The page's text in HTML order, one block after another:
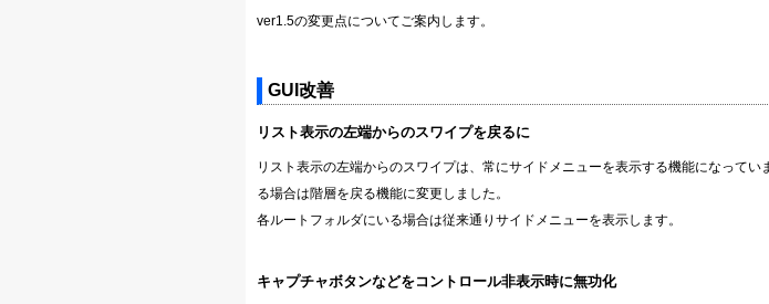
ver1.5の変更点についてご案内します。
GUI改善
リスト表示の左端からのスワイプを戻るに
リスト表示の左端からのスワイプは、常にサイドメニューを表示する機能になってい
る場合は階層を戻る機能に変更しました。
各ルートフォルダにいる場合は従来通りサイドメニューを表示します。
キャプチャボタンなどをコントロール非表示時に無功化